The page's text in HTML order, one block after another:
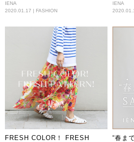
IENA
2020.01.17 | FASHION
IENA
FRESH COLOR！ FRESH
“春ま